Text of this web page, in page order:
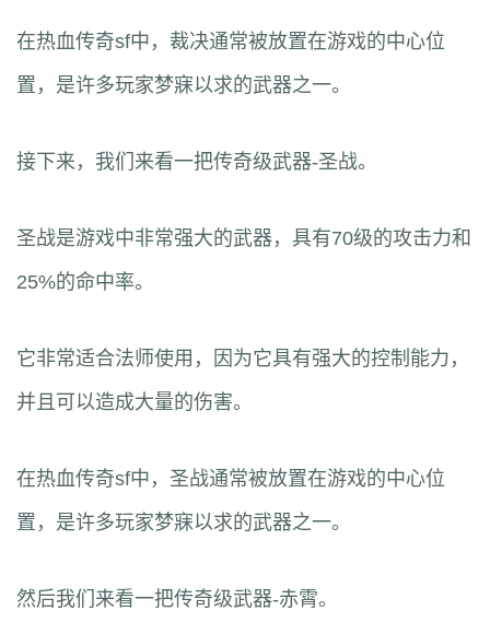
在热血传奇sf中，裁决通常被放置在游戏的中心位
置，是许多玩家梦寐以求的武器之一。
接下来，我们来看一把传奇级武器-圣战。
圣战是游戏中非常强大的武器，具有70级的攻击力和
25%的命中率。
它非常适合法师使用，因为它具有强大的控制能力，
并且可以造成大量的伤害。
在热血传奇sf中，圣战通常被放置在游戏的中心位
置，是许多玩家梦寐以求的武器之一。
然后我们来看一把传奇级武器-赤霄。